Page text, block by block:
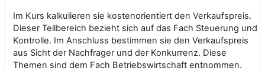
Im Kurs kalkulieren sie kostenorientiert den Verkaufspreis.
Dieser Teilbereich bezieht sich auf das Fach Steuerung und
Kontrolle. Im Anschluss bestimmen sie den Verkaufspreis
aus Sicht der Nachfrager und der Konkurrenz. Diese
Themen sind dem Fach Betriebswirtschaft entnommen.